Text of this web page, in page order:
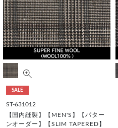
SALE
ST-631012
【国内縫製】【MEN'S】【パター
ンオーダー】【SLIM TAPERED】